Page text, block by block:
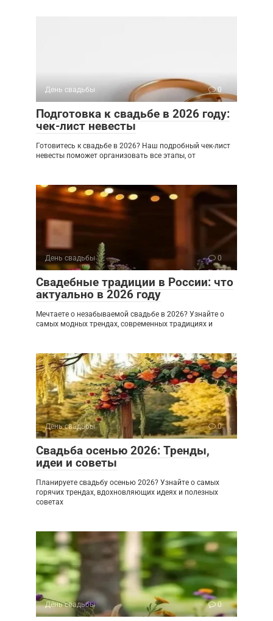
День свадьбы 0
Подготовка к свадьбе в 2026 году:
чек-лист невесты
Готовитесь к свадьбе в 2026? Наш подробный чек-лист
невесты поможет организовать все этапы, от
День свадьбы 0
Свадебные традиции в России: что
актуально в 2026 году
Мечтаете о незабываемой свадьбе в 2026? Узнайте о
самых модных трендах, современных традициях и
День свадьбы 0
Свадьба осенью 2026: Тренды,
идеи и советы
Планируете свадьбу осенью 2026? Узнайте о самых
горячих трендах, вдохновляющих идеях и полезных
советах
День свадьбы 0